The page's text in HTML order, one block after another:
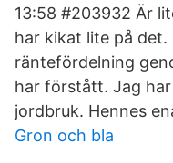
13:58 #203932 Är
har kikat lite på det.
räntefördelning
har förstått. Jag
jordbruk. Hennes
Gron och bla